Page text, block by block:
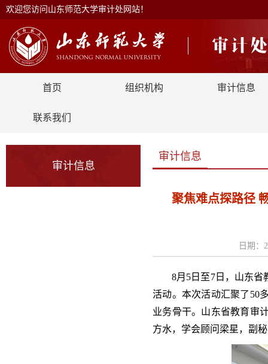
欢迎您访问山东师范大学审计处网站！
首页 组织机构 审计信息
联系我们
审计信息
审计信息
聚焦难点探路径
日期：
8月5日至7日，山东省
活动。本次活动汇聚了50
业务骨干。山东省教育审
方水，学会顾问梁星，副